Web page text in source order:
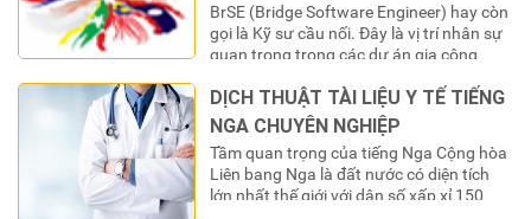
BrSE (Bridge Software Engineer) hay còn
gọi là Kỹ sư cầu nối. Đây là vị trí nhân sự
quan trọng trong các dự án gia công
đóng vai trò là “cầu nối” thông tin và văn
hóa giữa đội ngũ phát triển ở Việt Nam và
DỊCH THUẬT TÀI LIỆU Y TẾ TIẾNG
NGA CHUYÊN NGHIỆP
Tầm quan trọng của tiếng Nga Cộng hòa
Liên bang Nga là đất nước có diện tích
lớn nhất thế giới với dân số xấp xỉ 150